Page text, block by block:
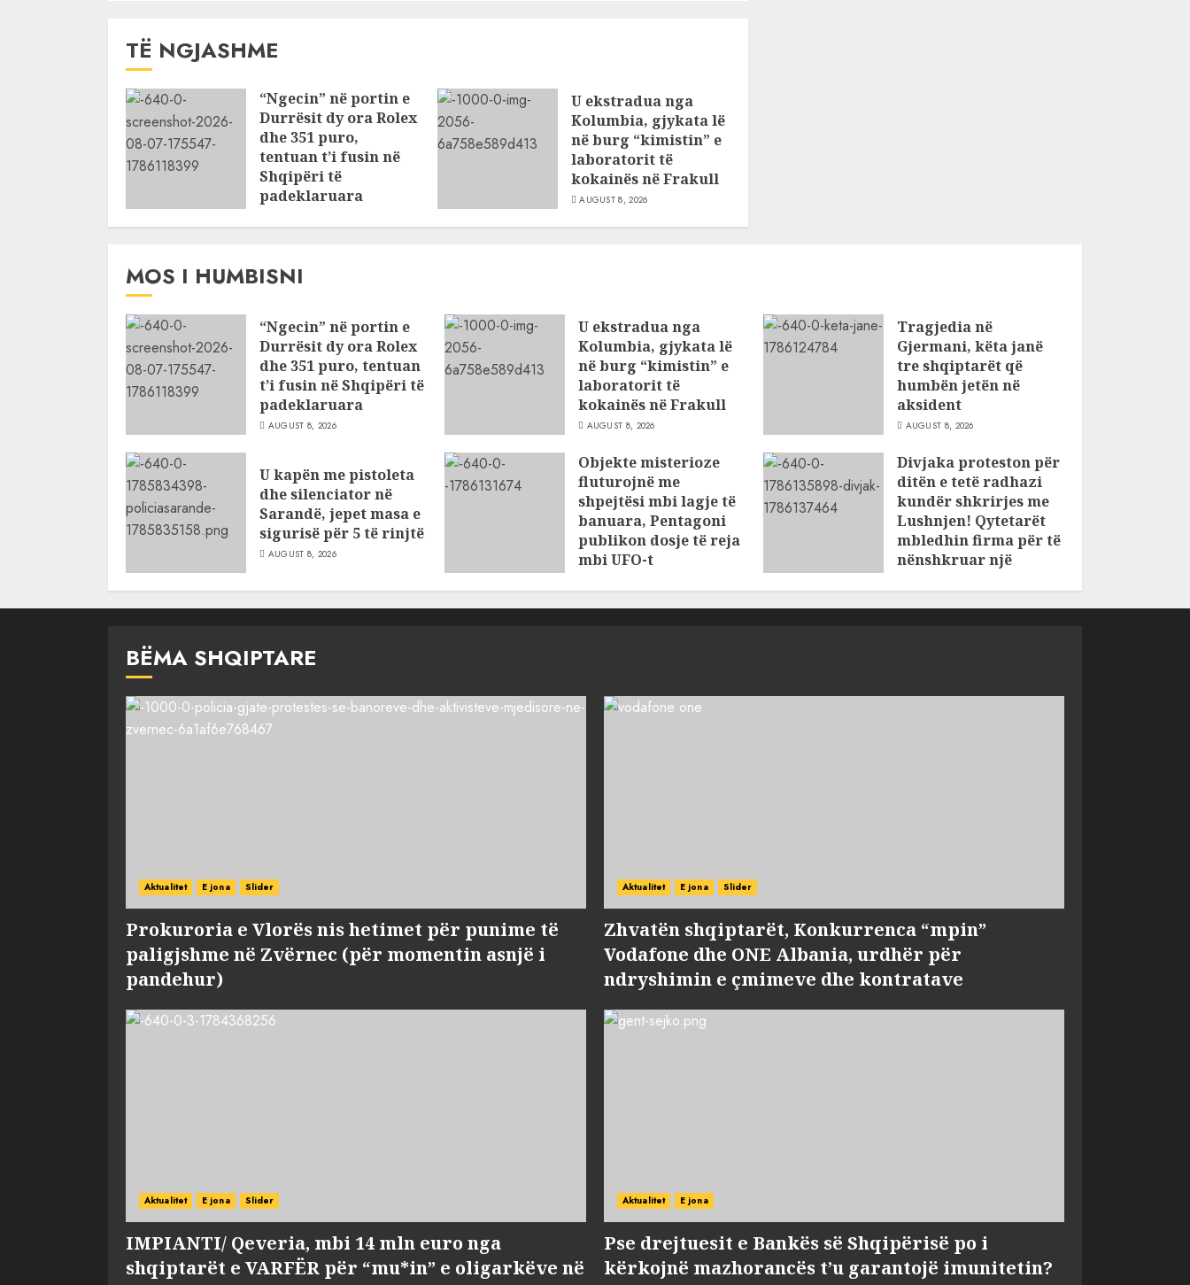
TË NGJASHME
“Ngecin” në portin e
Durrësit dy ora Rolex
dhe 351 puro,
tentuan t’i fusin në
Shqipëri të
padeklaruara
U ekstradua nga
Kolumbia, gjykata lë
në burg “kimistin” e
laboratorit të
kokainës në Frakull
AUGUST 8, 2026
MOS I HUMBISNI
“Ngecin” në portin e
Durrësit dy ora Rolex
dhe 351 puro, tentuan
t’i fusin në Shqipëri të
padeklaruara
AUGUST 8, 2026
U ekstradua nga
Kolumbia, gjykata lë
në burg “kimistin” e
laboratorit të
kokainës në Frakull
AUGUST 8, 2026
Tragjedia në
Gjermani, këta janë
tre shqiptarët që
humbën jetën në
aksident
AUGUST 8, 2026
U kapën me pistoleta
dhe silenciator në
Sarandë, jepet masa e
sigurisë për 5 të rinjtë
AUGUST 8, 2026
Objekte misterioze
fluturojnë me
shpejtësi mbi lagje të
banuara, Pentagoni
publikon dosje të reja
mbi UFO-t
Divjaka proteston për
ditën e tetë radhazi
kundër shkrirjes me
Lushnjen! Qytetarët
mbledhin firma për të
nënshkruar një
BËMA SHQIPTARE
Aktualitet E jona Slider
Prokuroria e Vlorës nis hetimet për punime të
paligjshme në Zvërnec (për momentin asnjë i
pandehur)
Aktualitet E jona Slider
Zhvatën shqiptarët, Konkurrenca “mpin”
Vodafone dhe ONE Albania, urdhër për
ndryshimin e çmimeve dhe kontratave
Aktualitet E jona Slider
IMPIANTI/ Qeveria, mbi 14 mln euro nga
shqiptarët e VARFËR për “mu*in” e oligarkëve në
Aktualitet E jona
Pse drejtuesit e Bankës së Shqipërisë po i
kërkojnë mazhorancës t’u garantojë imunitetin?